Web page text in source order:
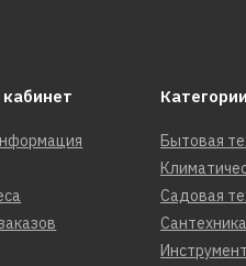
Категории
Бытовая
Садовая
Сантехника